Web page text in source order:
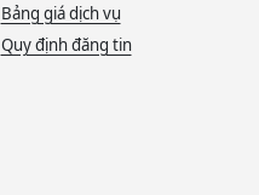
Bảng giá dịch vụ
Quy định đăng tin